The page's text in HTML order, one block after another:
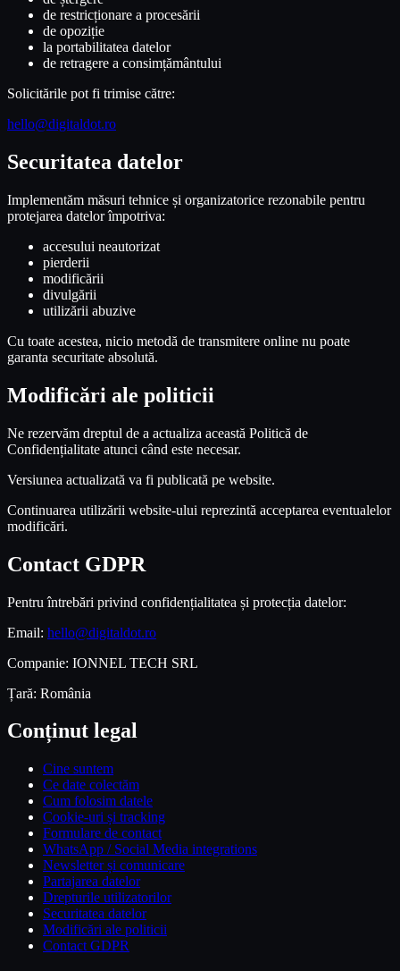
de restricționare a procesării
de opoziție
la portabilitatea datelor
de retragere a consimțământului
Solicitările pot fi trimise către:
hello@digitaldot.ro
Securitatea datelor
Implementăm măsuri tehnice și organizatorice rezonabile pentru
protejarea datelor împotriva:
accesului neautorizat
pierderii
modificării
divulgării
utilizării abuzive
Cu toate acestea, nicio metodă de transmitere online nu poate
garanta securitate absolută.
Modificări ale politicii
Ne rezervăm dreptul de a actualiza această Politică de
Confidențialitate atunci când este necesar.
Versiunea actualizată va fi publicată pe website.
Continuarea utilizării website-ului reprezintă acceptarea eventualelor
modificări.
Contact GDPR
Pentru întrebări privind confidențialitatea și protecția datelor:
Email: hello@digitaldot.ro
Companie: IONNEL TECH SRL
Țară: România
Conținut legal
Cine suntem
Ce date colectăm
Cum folosim datele
Cookie-uri și tracking
Formulare de contact
WhatsApp / Social Media integrations
Newsletter și comunicare
Partajarea datelor
Drepturile utilizatorilor
Securitatea datelor
Modificări ale politicii
Contact GDPR